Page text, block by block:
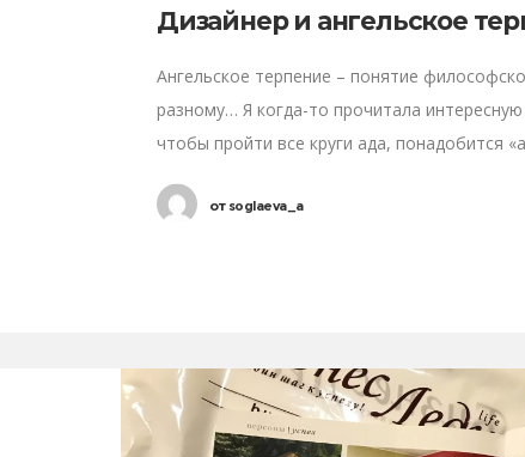
Дизайнер и ангельское
Ангельское терпение – понятие
разному… Я когда-то прочитала
чтобы пройти все круги ада, понадобится
отsoglaeva_a